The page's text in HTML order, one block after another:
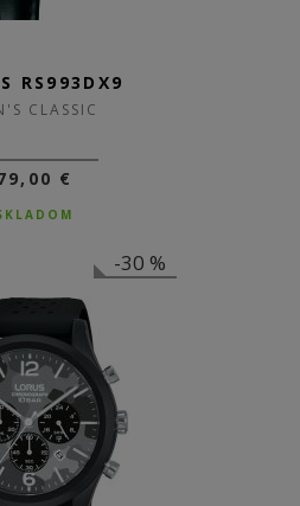
RS993DX9
CLASSIC
€
-30 %